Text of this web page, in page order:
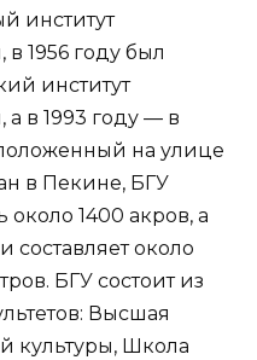
институт
1956 году был
институт
в 1993 году — в
на улице
в Пекине, БГУ
1400 акров, а
составляет около
БГУ состоит из
Высшая
культуры, Школа